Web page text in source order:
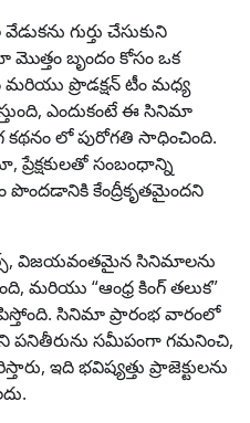
గుర్తు చేసుకుని
బృందం కోసం ఒక
మరియు ప్రొడక్షన్ టీం మధ్య
ఎందుకంటే ఈ సినిమా
లో పురోగతి సాధించింది.
సంబంధాన్ని
కేంద్రీకృతమైందని
విజయవంతమైన సినిమాలను
మరియు “ఆంధ్ర కింగ్ తలుక”
సినిమా ప్రారంభ వారంలో
పనితీరును సమీపంగా గమనించి,
ఇది భవిష్యత్తు ప్రాజెక్టులను